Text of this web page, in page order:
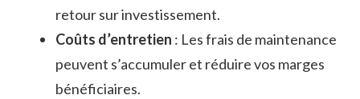
retour sur investissement.
Coûts d’entretien : Les frais de maintenance
peuvent s’accumuler et réduire vos marges
bénéficiaires.